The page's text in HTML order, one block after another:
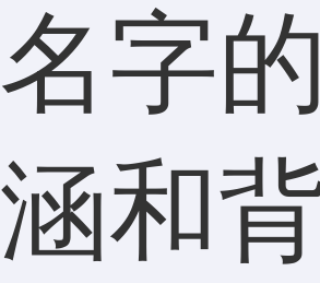
名字
涵和